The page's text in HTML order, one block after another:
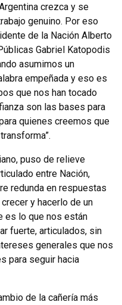
crezca y se
genuino. Por eso
de la Nación Alberto
Gabriel Katopodis
asumimos un
empeñada y eso es
que nos han tocado
son las bases para
quienes creemos que
puso de relieve
entre Nación,
redunda en respuestas
y hacerlo de un
es lo que nos están
fuerte, articulados, sin
generales que nos
para seguir hacia
de la cañería más